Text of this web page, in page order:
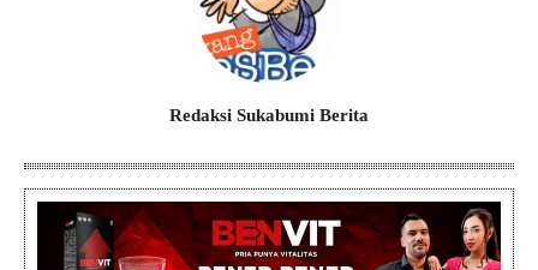
Redaksi Sukabumi Berita